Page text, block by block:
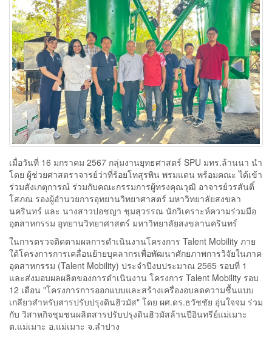
เมื่อวันที่ 16 มกราคม 2567 กลุ่มงานยุทธศาสตร์ SPU มทร.ล้านนา นำ
โดย ผู้ช่วยศาสตราจารย์ว่าที่ร้อยโทสุรพิน พรมแดน พร้อมคณะ ได้เข้า
ร่วมสังเกตุการณ์ ร่วมกับคณะกรรมการผู้ทรงคุณวุฒิ อาจารย์วรสันติ์
โสภณ รองผู้อำนวยการอุทยานวิทยาศาสตร์ มหาวิทยาลัยสงขลา
นครินทร์ และ นางสาวปอชญา ชุมสุวรรณ นักวิเคราะห์ความร่วมมือ
อุตสาหกรรม อุทยานวิทยาศาสตร์ มหาวิทยาลัยสงขลานครินทร์
ในการตรวจติดตามผลการดำเนินงานโครงการ Talent Mobility ภาย
ใต้โครงการการเคลื่อนย้ายบุคลากรเพื่อพัฒนาศักยภาพการวิจัยในภาค
อุตสาหกรรม (Talent Mobility) ประจำปีงบประมาณ 2565 รอบที่ 1
และส่งมอบผลผลิตของการดำเนินงาน โครงการ Talent Mobility รอบ
12 เดือน "โครงการการออกแบบและสร้างเครื่องอบลดความชื้นแบบ
เกลียวสำหรับสารปรับปรุงดินฮิวมัส" โดย ผศ.ดร.ธวัชชัย อุ่นใจจม ร่วม
กับ วิสาหกิจชุมชนผลิตสารปรับปรุงดินฮิวมัสล้านปีอินทรีย์แม่เมาะ
ต.แม่เมาะ อ.แม่เมาะ จ.ลำปาง